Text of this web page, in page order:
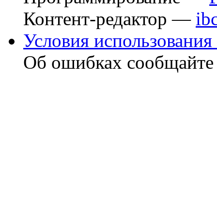
Контент-редактор —
Условия использования
Об ошибках